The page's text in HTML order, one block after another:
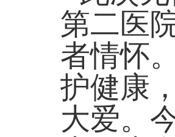
第二医
者情怀
护健康
大爱。